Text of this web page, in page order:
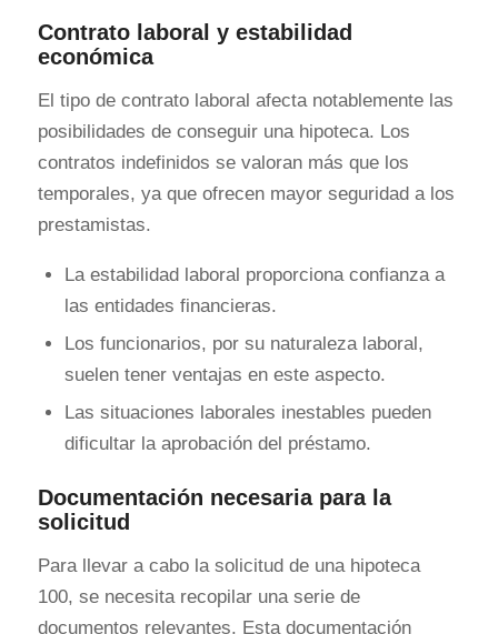
Contrato laboral y estabilidad
económica
El tipo de contrato laboral afecta notablemente las
posibilidades de conseguir una hipoteca. Los
contratos indefinidos se valoran más que los
temporales, ya que ofrecen mayor seguridad a los
prestamistas.
La estabilidad laboral proporciona confianza a
las entidades financieras.
Los funcionarios, por su naturaleza laboral,
suelen tener ventajas en este aspecto.
Las situaciones laborales inestables pueden
dificultar la aprobación del préstamo.
Documentación necesaria para la
solicitud
Para llevar a cabo la solicitud de una hipoteca
100, se necesita recopilar una serie de
documentos relevantes. Esta documentación